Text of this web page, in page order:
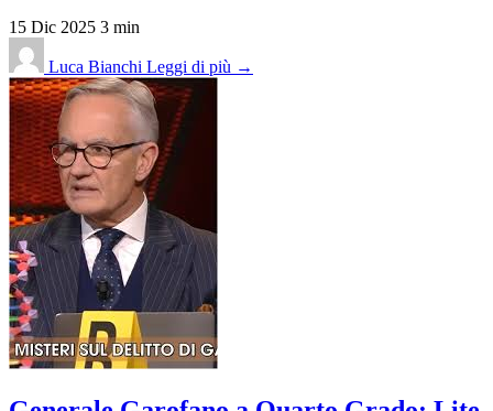
15 Dic 2025 3 min
Luca Bianchi Leggi di più →